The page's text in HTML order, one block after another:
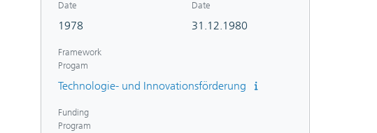
Loading...
Date
1978
Date
31.12.1980
Framework
Progam
Technologie- und Innovationsförderung
Funding
Program